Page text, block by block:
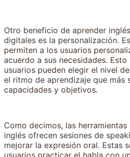
Otro beneficio de aprender
digitales es la personalización.
permiten a los usuarios
acuerdo a sus necesidades.
usuarios pueden elegir el nivel
el ritmo de aprendizaje que más
capacidades y objetivos.
Como decimos, las
inglés ofrecen sesiones de
mejorar la expresión oral. Estas
usuarios practicar el habla con